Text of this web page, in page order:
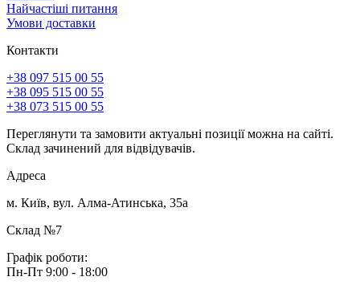
Найчастіші питання
Умови доставки
Контакти
+38 097 515 00 55
+38 095 515 00 55
+38 073 515 00 55
Переглянути та замовити актуальні позиції можна на сайті.
Склад зачинений для відвідувачів.
Адреса
м. Київ, вул. Алма-Атинська, 35а
Склад №7
Графік роботи:
Пн-Пт 9:00 - 18:00